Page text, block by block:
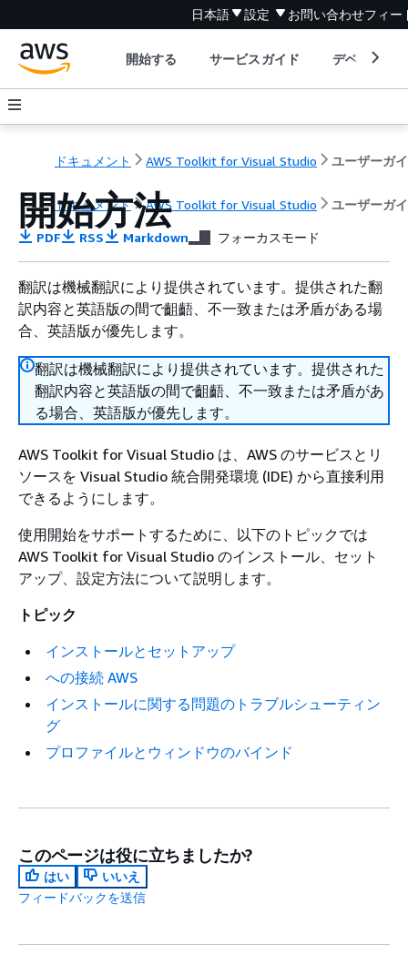
日本語 設定 お問い合わせフィー
開始する サービスガイド デベロッパ
ドキュメント AWS Toolkit for Visual Studio ユーザーガ
ドキュメント AWS Toolkit for Visual Studio ユーザーガ
開始方法
PDF RSS Markdown フォーカスモード
翻訳は機械翻訳により提供されています。提供された翻
訳内容と英語版の間で齟齬、不一致または矛盾がある場
合、英語版が優先します。
翻訳は機械翻訳により提供されています。提供された
翻訳内容と英語版の間で齟齬、不一致または矛盾があ
る場合、英語版が優先します。
AWS Toolkit for Visual Studio は、AWS のサービスとリ
ソースを Visual Studio 統合開発環境 (IDE) から直接利用
できるようにします。
使用開始をサポートするために、以下のトピックでは
AWS Toolkit for Visual Studio のインストール、セット
アップ、設定方法について説明します。
トピック
インストールとセットアップ
への接続 AWS
インストールに関する問題のトラブルシューティン
グ
プロファイルとウィンドウのバインド
このページは役に立ちましたか?
はい
いいえ
フィードバックを送信